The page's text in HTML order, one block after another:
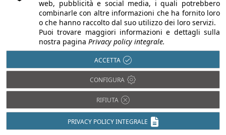
web, pubblicità e social media, i quali potrebbero
combinarle con altre informazioni che ha fornito loro
o che hanno raccolto dal suo utilizzo dei loro servizi.
Puoi trovare maggiori informazioni e dettagli sulla
nostra pagina Privacy policy integrale.
ACCETTA
CONFIGURA
RIFIUTA
PRIVACY POLICY INTEGRALE